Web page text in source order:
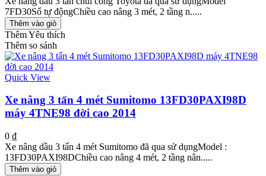
7FD30Số tự độngChiều cao nâng 3 mét, 2 tầng n.....
Thêm vào giỏ
Thêm Yêu thích
Thêm so sánh
Quick View
Xe nâng 3 tấn 4 mét Sumitomo 13FD30PAXI98D
máy 4TNE98 đời cao 2014
0 ₫
Xe nâng dầu 3 tấn 4 mét Sumitomo đã qua sử dụngModel :
13FD30PAXI98DChiều cao nâng 4 mét, 2 tầng nân.....
Thêm vào giỏ